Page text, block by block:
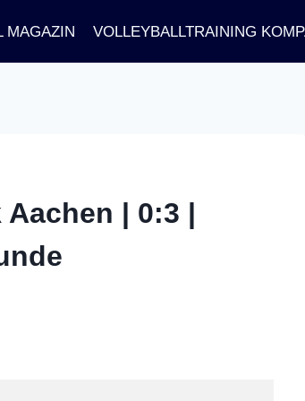
MAGAZIN VOLLEYBALLTRAINING
| 0:3 |